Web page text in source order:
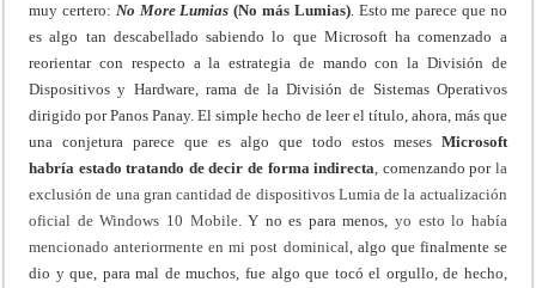
muy certero: No More Lumias (No más Lumias). Esto me parece que no
es algo tan descabellado sabiendo lo que Microsoft ha comenzado a
reorientar con respecto a la estrategia de mando con la División de
Dispositivos y Hardware, rama de la División de Sistemas Operativos
dirigido por Panos Panay. El simple hecho de leer el título, ahora, más que
una conjetura parece que es algo que todo estos mesesMicrosoft
habría estado tratando de decir de forma indirecta, comenzando por la
exclusión de una gran cantidad de dispositivos Lumia de la actualización
oficial de Windows 10 Mobile. Y no es para menos,yo esto lo había
mencionado anteriormente en mi post dominical, algo que finalmente se
dio y que, para mal de muchos, fue algo que tocó el orgullo, de hecho,